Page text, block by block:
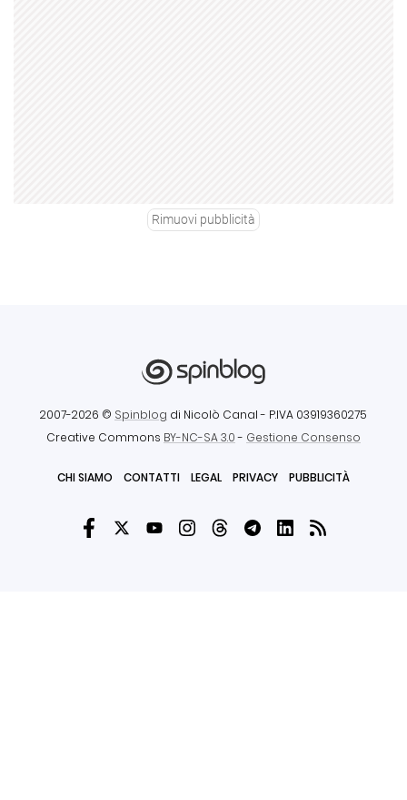
Rimuovi pubblicità
2007-2026 © Spinblog di Nicolò Canal - P.IVA 03919360275
Creative Commons BY-NC-SA 3.0- Gestione Consenso
CHI SIAMO CONTATTI LEGAL PRIVACY PUBBLICITÀ